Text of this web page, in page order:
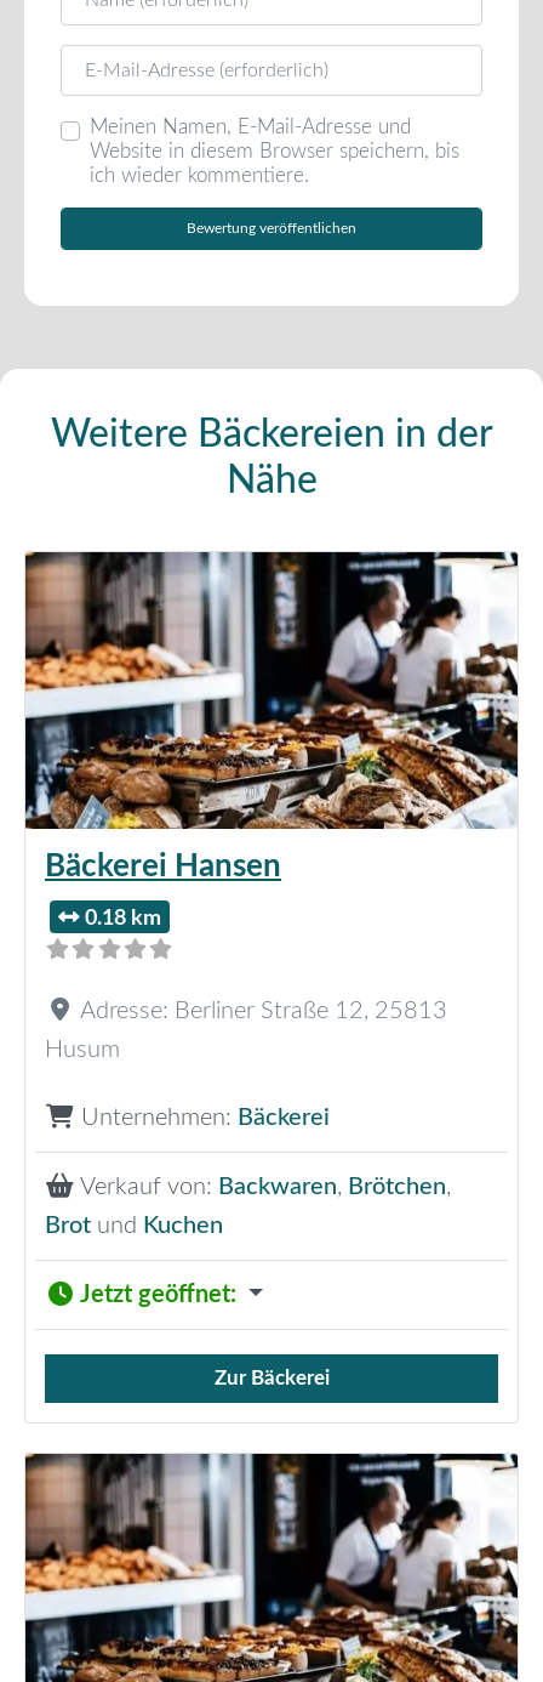
E-Mail
Meinen Namen, E-Mail-Adresse und
Website in diesem Browser speichern, bis
ich wieder kommentiere.
Weitere Bäckereien in der
Nähe
Bäckerei Hansen
0.18 km
Adresse: Berliner Straße 12, 25813
Husum
Unternehmen: Bäckerei
Verkauf von: Backwaren, Brötchen,
Brot und Kuchen
Jetzt geöffnet:
Verkauf von Brötchen,
Zur Bäckerei